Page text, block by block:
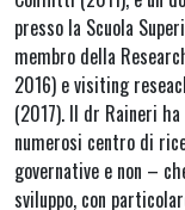
presso la Scuola
membro della
2016) e visiting
(2017). Il dr Raineri
numerosi centro di
governative e non –
sviluppo, con